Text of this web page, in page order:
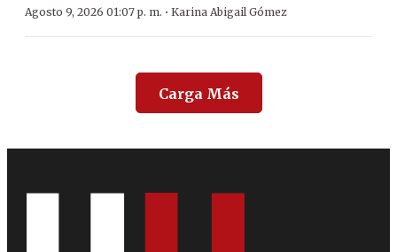
Agosto 9, 2026 01:07 p. m. · Karina Abigail Gómez
Carga Más